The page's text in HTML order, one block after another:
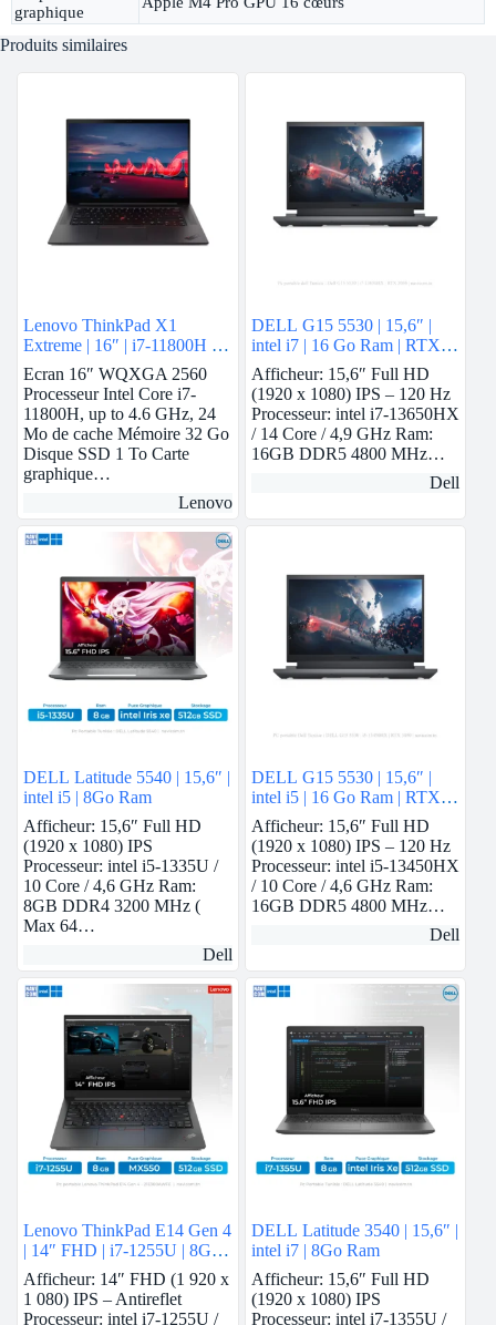
graphique
Produits similaires
Lenovo ThinkPad X1
Extreme | 16″ | i7-11800H |
32GB Ram | RTX 3060 | 1
To SSD
Ecran 16″ WQXGA 2560
Processeur Intel Core i7-
11800H, up to 4.6 GHz, 24
Mo de cache Mémoire 32 Go
Disque SSD 1 To Carte
graphique…
Lenovo
DELL G15 5530 | 15,6″ |
intel i7 | 16 Go Ram | RTX
3050
Afficheur: 15,6″ Full HD
(1920 x 1080) IPS – 120 Hz
Processeur: intel i7-13650HX
/ 14 Core / 4,9 GHz Ram:
16GB DDR5 4800 MHz…
Dell
DELL Latitude 5540 | 15,6″ |
intel i5 | 8Go Ram
Afficheur: 15,6″ Full HD
(1920 x 1080) IPS
Processeur: intel i5-1335U /
10 Core / 4,6 GHz Ram:
8GB DDR4 3200 MHz (
Max 64…
Dell
DELL G15 5530 | 15,6″ |
intel i5 | 16 Go Ram | RTX
3050
Afficheur: 15,6″ Full HD
(1920 x 1080) IPS – 120 Hz
Processeur: intel i5-13450HX
/ 10 Core / 4,6 GHz Ram:
16GB DDR5 4800 MHz…
Dell
Lenovo ThinkPad E14 Gen 4
| 14″ FHD | i7-1255U | 8GB
Ram | Nvidia MX550 | 512
GB SSD
Afficheur: 14″ FHD (1 920 x
1 080) IPS – Antireflet
Processeur: intel i7-1255U /
DELL Latitude 3540 | 15,6″ |
intel i7 | 8Go Ram
Afficheur: 15,6″ Full HD
(1920 x 1080) IPS
Processeur: intel i7-1355U /